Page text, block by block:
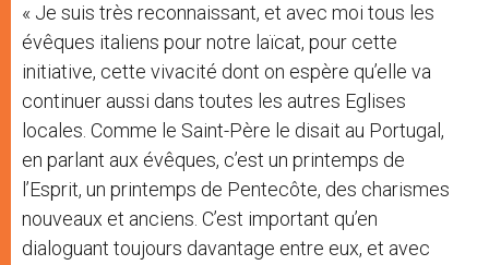
« Je suis très reconnaissant, et avec moi tous les
évêques italiens pour notre laïcat, pour cette
initiative, cette vivacité dont on espère qu’elle va
continuer aussi dans toutes les autres Eglises
locales. Comme le Saint-Père le disait au Portugal,
en parlant aux évêques, c’est un printemps de
l’Esprit, un printemps de Pentecôte, des charismes
nouveaux et anciens. C’est important qu’en
dialoguant toujours davantage entre eux, et avec